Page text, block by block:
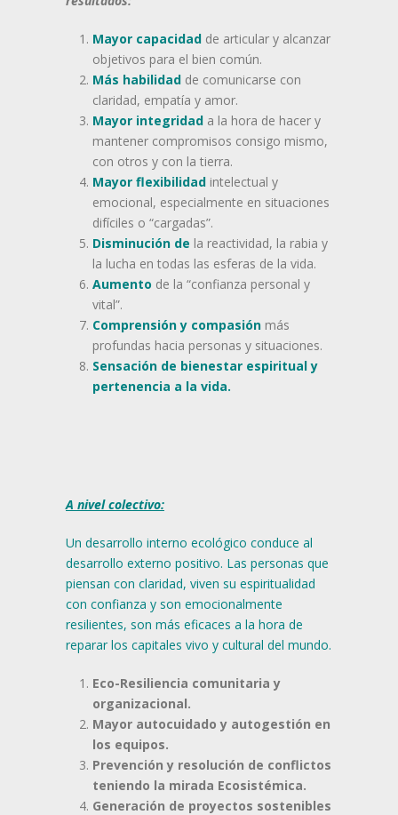
Mayor capacidad de articular y alcanzar
objetivos para el bien común.
Más habilidad de comunicarse con
claridad, empatía y amor.
Mayor integridad a la hora de hacer y
mantener compromisos consigo mismo,
con otros y con la tierra.
Mayor flexibilidad intelectual y
emocional, especialmente en situaciones
difíciles o “cargadas”.
Disminución de la reactividad, la rabia y
la lucha en todas las esferas de la vida.
Aumento de la “confianza personal y
vital”.
Comprensión y compasión más
profundas hacia personas y situaciones.
Sensación de bienestar espiritual y
pertenencia a la vida.
A nivel colectivo:
Un desarrollo interno ecológico conduce al
desarrollo externo positivo. Las personas que
piensan con claridad, viven su espiritualidad
con confianza y son emocionalmente
resilientes, son más eficaces a la hora de
reparar los capitales vivo y cultural del mundo.
Eco-Resiliencia comunitaria y
organizacional.
Mayor autocuidado y autogestión en
los equipos.
Prevención y resolución de conflictos
teniendo la mirada Ecosistémica.
Generación de proyectos sostenibles